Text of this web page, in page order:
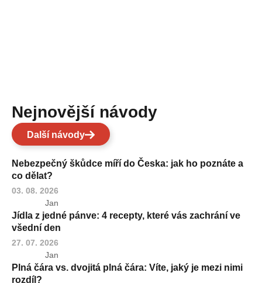
Nejnovější návody
Další návody
Nebezpečný škůdce míří do Česka: jak ho poznáte a
co dělat?
03. 08. 2026
Jan
Jídla z jedné pánve: 4 recepty, které vás zachrání ve
všední den
27. 07. 2026
Jan
Plná čára vs. dvojitá plná čára: Víte, jaký je mezi nimi
rozdíl?